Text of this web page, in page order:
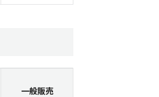
一般販売